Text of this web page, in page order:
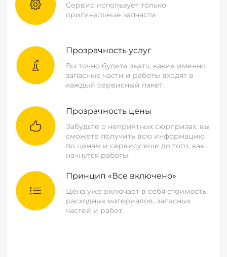
Сервис использует только
оригинальные запчасти
Прозрачность услуг
Вы точно будете знать, какие именно
запасные части и работы входят в
каждый сервисный пакет.
Прозрачность цены
Забудьте о неприятных сюрпризах: вы
сможете получить всю информацию
по ценам и сервису еще до того, как
начнутся работы.
Принцип «Все включено»
Цена уже включает в себя стоимость
расходных материалов, запасных
частей и работ.